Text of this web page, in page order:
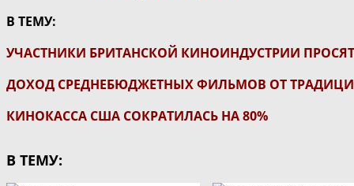
В ТЕМУ:
УЧАСТНИКИ БРИТАНСКОЙ КИНОИНДУСТРИИ
ДОХОД СРЕДНЕБЮДЖЕТНЫХ ФИЛЬМОВ ОТ
КИНОКАССА США СОКРАТИЛАСЬ НА 80%
В ТЕМУ: